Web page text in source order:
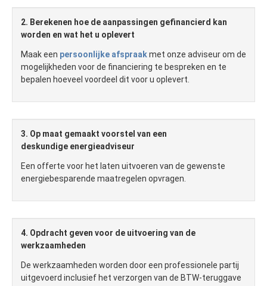
2. Berekenen hoe de aanpassingen gefinancierd kan
worden en wat het u oplevert
Maak een persoonlijke afspraakmet onze adviseur om de
mogelijkheden voor de financiering te bespreken en te
bepalen hoeveel voordeel dit voor u oplevert.
3. Op maat gemaakt voorstel van een
deskundige energieadviseur
Een offerte voor het laten uitvoeren van de gewenste
energiebesparende maatregelen opvragen.
4. Opdracht geven voor de uitvoering van de
werkzaamheden
De werkzaamheden worden door een professionele partij
uitgevoerd inclusief het verzorgen van de BTW-teruggave